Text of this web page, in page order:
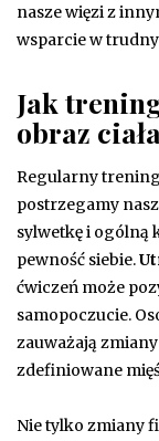
nasze więzi z
wsparcie w
Jak
obraz
Regularny trening
postrzegamy
sylwetkę i ogólną
pewność siebie.
ćwiczeń może
samopoczucie.
zauważają
zdefiniowane
Nie tylko zmiany